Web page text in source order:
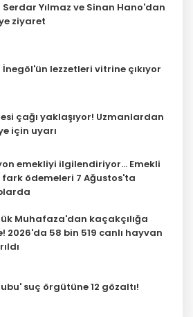
Serdar Yılmaz ve Sinan Hano'dan
ziyaret
İnegöl'ün lezzetleri vitrine çıkıyor
çağı yaklaşıyor! Uzmanlardan
için uyarı
emekliyi ilgilendiriyor... Emekli
fark ödemeleri 7 Ağustos'ta
Muhafaza'dan kaçakçılığa
2026'da 58 bin 519 canlı hayvan
suç örgütüne 12 gözaltı!